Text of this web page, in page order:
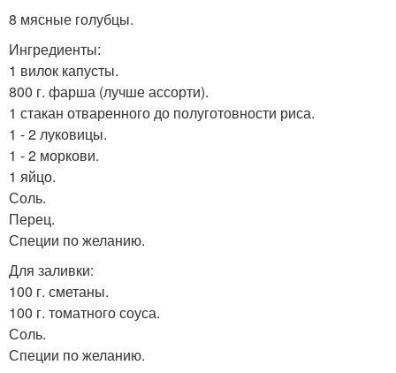
8 мясные голубцы.
Ингредиенты:
1 вилок капусты.
800 г. фарша (лучше ассорти).
1 стакан отваренного до полуготовности риса.
1 - 2 луковицы.
1 - 2 моркови.
1 яйцо.
Соль.
Перец.
Специи по желанию.
Для заливки:
100 г. сметаны.
100 г. томатного соуса.
Соль.
Специи по желанию.